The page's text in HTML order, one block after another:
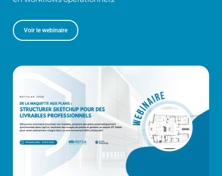
Voir le webinaire